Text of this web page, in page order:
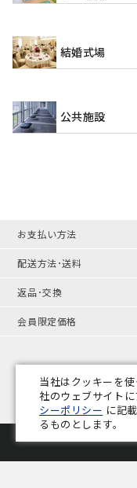
結婚式場
公共施設
お支払い方法
配送方法･送料
返品･交換
会員限定価格
プライバシーポリシー
当社はクッキーを
社のウェブサイトに
シーポリシー に記
るものとします。